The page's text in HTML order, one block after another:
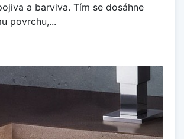
a barviva. Tím se dosáhne
povrchu,...